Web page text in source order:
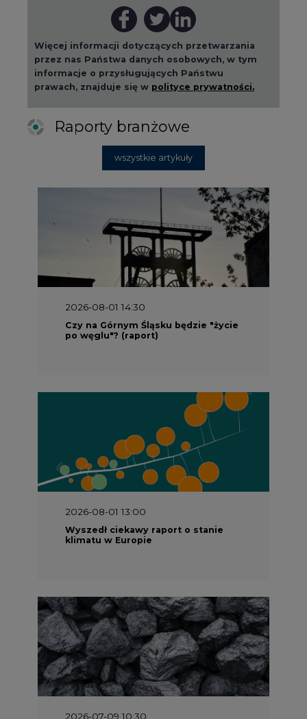
Więcej informacji dotyczących przetwarzania
przez nas Państwa danych osobowych, w tym
informacje o przysługujących Państwu
prawach, znajduje się w polityce prywatności.
Raporty branżowe
wszystkie artykuły
2026-08-01 14:30
Czy na Górnym Śląsku będzie "życie
po węglu"? (raport)
2026-08-01 13:00
Wyszedł ciekawy raport o stanie
klimatu w Europie
2026-07-09 10:30